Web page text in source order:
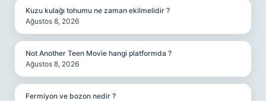
Kuzu kulağı tohumu ne zaman ekilmelidir ?
Ağustos 8, 2026
Not Another Teen Movie hangi platformda ?
Ağustos 8, 2026
Fermiyon ve bozon nedir ?